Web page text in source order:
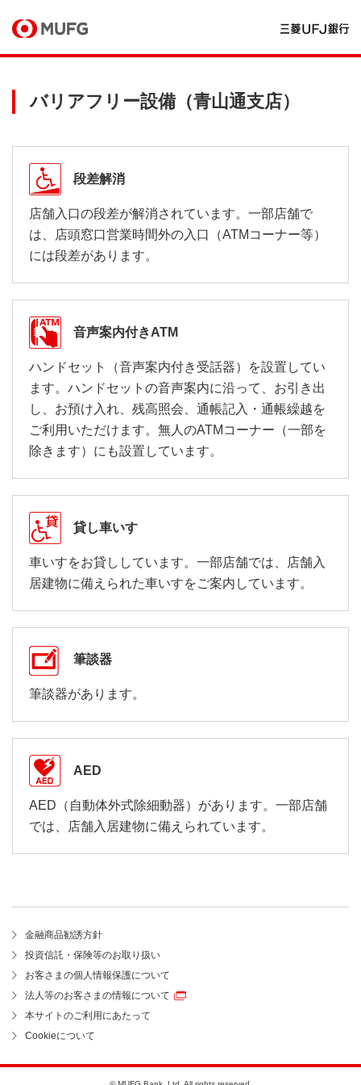
バリアフリー設備（青山通支店）
段差解消
店舗入口の段差が解消されています。一部店舗で
は、店頭窓口営業時間外の入口（ATMコーナー等）
には段差があります。
音声案内付きATM
ハンドセット（音声案内付き受話器）を設置してい
ます。ハンドセットの音声案内に沿って、お引き出
し、お預け入れ、残高照会、通帳記入・通帳繰越を
ご利用いただけます。無人のATMコーナー（一部を
除きます）にも設置しています。
貸し車いす
車いすをお貸ししています。一部店舗では、店舗入
居建物に備えられた車いすをご案内しています。
筆談器
筆談器があります。
AED
AED（自動体外式除細動器）があります。一部店舗
では、店舗入居建物に備えられています。
金融商品勧誘方針
投資信託・保険等のお取り扱い
お客さまの個人情報保護について
法人等のお客さまの情報について
本サイトのご利用にあたって
Cookieについて